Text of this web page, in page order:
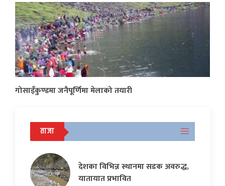
गोसाइँकुण्डमा जनैपूर्णिमा मेलाको तयारी
ताजा
देशका विभिन्न स्थानमा सडक अवरुद्ध,
यातायात प्रभावित